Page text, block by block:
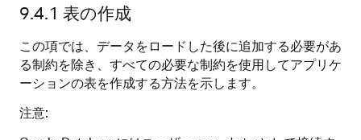
9.4.1 表の作成
この項では、データをロードした後に追加する必要があ
る制約を除き、すべての必要な制約を使用してアプリケ
ーションの表を作成する方法を示します。
注意: